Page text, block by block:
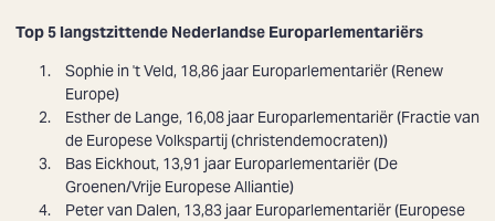
Top 5 langstzittende Nederlandse Europarlementariërs
Sophie in 't Veld, 18,86 jaar Europarlementariër (Renew
Europe)
Esther de Lange, 16,08 jaar Europarlementariër (Fractie van
de Europese Volkspartij (christendemocraten))
Bas Eickhout, 13,91 jaar Europarlementariër (De
Groenen/Vrije Europese Alliantie)
Peter van Dalen, 13,83 jaar Europarlementariër (Europese